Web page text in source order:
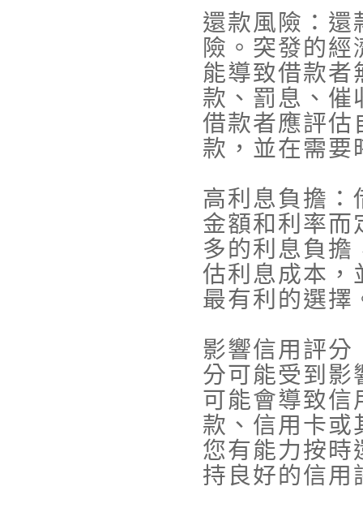
還款風險：還
險。突發的
能導致借款者
款、罰息、催
借款者應評估
款，並在需要
高利息負擔：
金額和利率而
多的利息負擔
估利息成本，
最有利的選擇
影響信用評分
分可能受到影
可能會導致信
款、信用卡或
您有能力按時
持良好的信用